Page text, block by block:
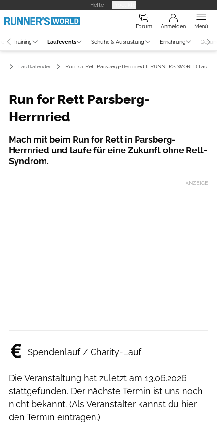
Hefte
Forum Anmelden Menü
Training Laufevents Schuhe & Ausrüstung Ernährung
Laufkalender Run for Rett Parsberg-Herrnried II RUNNER’S WORLD
Run for Rett Parsberg-
Herrnried
Mach mit beim Run for Rett in Parsberg-
Herrnried und laufe für eine Zukunft ohne Rett-
Syndrom.
ANZEIGE
Spendenlauf / Charity-Lauf
Die Veranstaltung hat zuletzt am 13.06.2026
stattgefunden. Der nächste Termin ist uns noch
nicht bekannt. (Als Veranstalter kannst du hier
den Termin eintragen.)